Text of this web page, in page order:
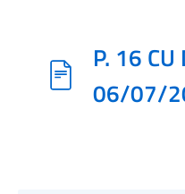
P. 16
06/07/